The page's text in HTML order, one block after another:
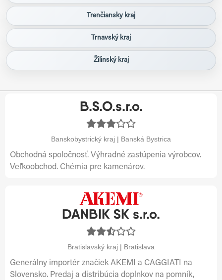
Trenčiansky kraj
Trnavský kraj
Žilinský kraj
B.S.O.s.r.o.
Banskobystrický kraj | Banská Bystrica
Obchodná spoločnosť. Výhradné zastúpenia výrobcov.
Veľkoobchod. Chémia pre kamenárov.
DANBIK SK s.r.o.
Bratislavský kraj | Bratislava
Generálny importér značiek AKEMI a CAGGIATI na
Slovensko. Predaj a distribúcia doplnkov na pomník,